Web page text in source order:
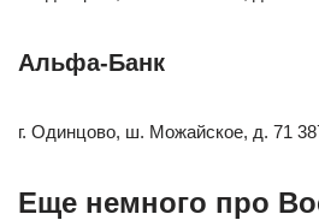
Альфа-Банк
г. Одинцово, ш. Можайское, д. 71
Еще немного про